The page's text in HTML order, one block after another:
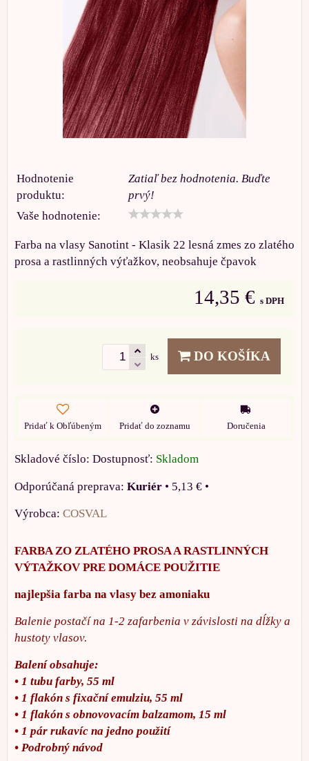
Hodnotenie
produktu:
Zatiaľ bez hodnotenia. Buďte
prvý!
Vaše hodnotenie:
Farba na vlasy Sanotint - Klasik 22 lesná zmes zo zlatého
prosa a rastlinných výťažkov, neobsahuje čpavok
14,35 € s DPH
ks DO KOŠÍKA
Pridať k Obľúbeným Pridať do zoznamu Doručenia
Skladové číslo: Dostupnosť: Skladom
Kuriér • 5,13 € •
Výrobca: COSVAL
FARBA ZO ZLATÉHO PROSA A RASTLINNÝCH
VÝTAŽKOV PRE DOMÁCE POUŽITIE
najlepšia farba na vlasy bez amoniaku
Balenie postačí na 1-2 zafarbenia v závislosti na dĺžky a
hustoty vlasov.
Balení obsahuje:
• 1 tubu farby, 55 ml
• 1 flakón s fixační emulziu, 55 ml
• 1 flakón s obnovovacím balzamom, 15 ml
• 1 pár rukavíc na jedno použití
• Podrobný návod